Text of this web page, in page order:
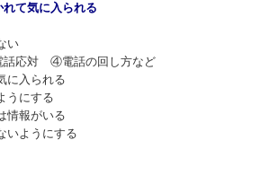
て気に入られる
い
対 ④電話の回し方など
に入られる
うにする
情報がいる
いようにする